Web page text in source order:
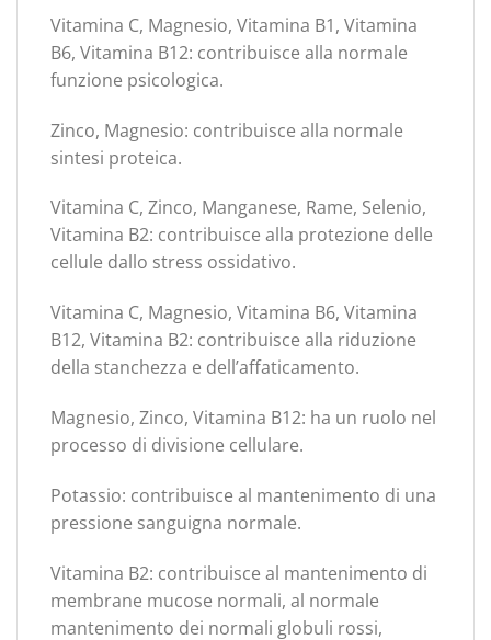
Vitamina C, Magnesio, Vitamina B1, Vitamina
B6, Vitamina B12: contribuisce alla normale
funzione psicologica.
Zinco, Magnesio: contribuisce alla normale
sintesi proteica.
Vitamina C, Zinco, Manganese, Rame, Selenio,
Vitamina B2: contribuisce alla protezione delle
cellule dallo stress ossidativo.
Vitamina C, Magnesio, Vitamina B6, Vitamina
B12, Vitamina B2: contribuisce alla riduzione
della stanchezza e dell’affaticamento.
Magnesio, Zinco, Vitamina B12: ha un ruolo nel
processo di divisione cellulare.
Potassio: contribuisce al mantenimento di una
pressione sanguigna normale.
Vitamina B2: contribuisce al mantenimento di
membrane mucose normali, al normale
mantenimento dei normali globuli rossi,